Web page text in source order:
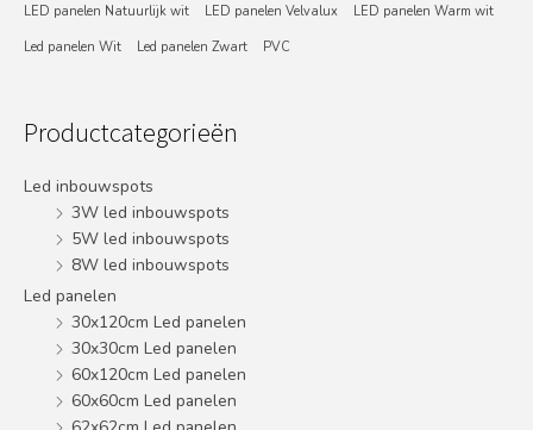
LED panelen Natuurlijk wit
LED panelen Velvalux
LED panelen Warm wit
Led panelen Wit
Led panelen Zwart PVC
Productcategorieën
Led inbouwspots
3W led inbouwspots
5W led inbouwspots
8W led inbouwspots
Led panelen
30x120cm Led panelen
30x30cm Led panelen
60x120cm Led panelen
60x60cm Led panelen